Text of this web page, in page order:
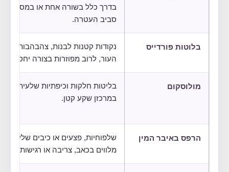
בדרך כלל בשורה אחת או במספר
סביב העטרה.
בלוטות פורדייס
נקודות קטנות לבנות, צהבהבות או
העור, לרוב מפוזרות בצורה יחסית
מולוסקום
בליטות חלקות וכיפתיות שלעיתים
במרכזן שקע קטן.
הרפס באיבר המין
שלפוחיות, פצעים או כיבים שלעיתים
מלווים בכאב, צריבה או רגישות.